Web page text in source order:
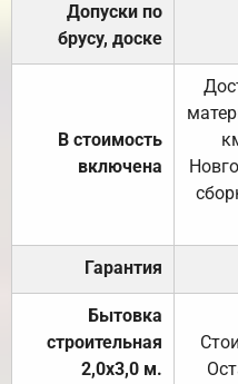
Допуски по
брусу, доске
В стоимость
включена
Гарантия
Бытовка
строительная
2,0х3,0 м.